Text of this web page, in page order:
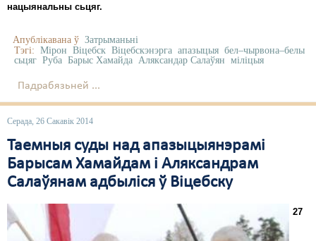
нацыянальны сьцяг.
Апублікавана ў Затрыманьні
Тэгі: Мірон Віцебск Віцебскэнэрга апазыцыя бел–чырвона–белы
сьцяг Руба Барыс Хамайда Аляксандар Салаўян міліцыя
Падрабязьней ...
Серада, 26 Сакавік 2014
Таемныя суды над апазыцыянэрамі
Барысам Хамайдам і Аляксандрам
Салаўянам адбыліся ў Віцебску
27